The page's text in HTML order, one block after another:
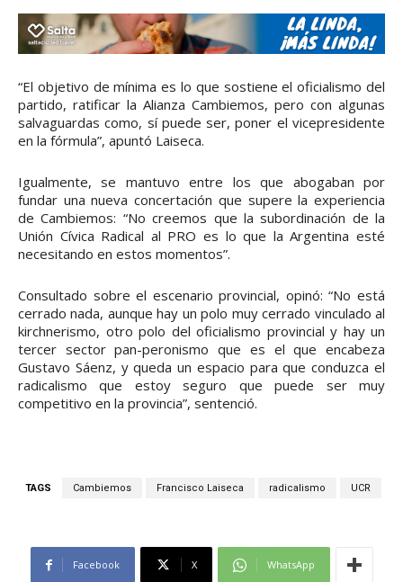
“El objetivo de mínima es lo que sostiene el oficialismo del
partido, ratificar la Alianza Cambiemos, pero con algunas
salvaguardas como, sí puede ser, poner el vicepresidente
en la fórmula”, apuntó Laiseca.
Igualmente, se mantuvo entre los que abogaban por
fundar una nueva concertación que supere la experiencia
de Cambiemos: “No creemos que la subordinación de la
Unión Cívica Radical al PRO es lo que la Argentina esté
necesitando en estos momentos”.
Consultado sobre el escenario provincial, opinó: “No está
cerrado nada, aunque hay un polo muy cerrado vinculado al
kirchnerismo, otro polo del oficialismo provincial y hay un
tercer sector pan-peronismo que es el que encabeza
Gustavo Sáenz, y queda un espacio para que conduzca el
radicalismo que estoy seguro que puede ser muy
competitivo en la provincia”, sentenció.
TAGS Cambiemos Francisco Laiseca radicalismo UCR
Facebook X WhatsApp